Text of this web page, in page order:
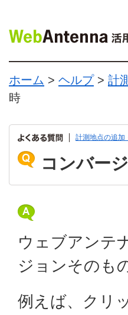
ホーム > ヘルプ> 計
時
計測地点の追加
コンバー
ウェブアンテ
ジョンそのも
例えば、クリ